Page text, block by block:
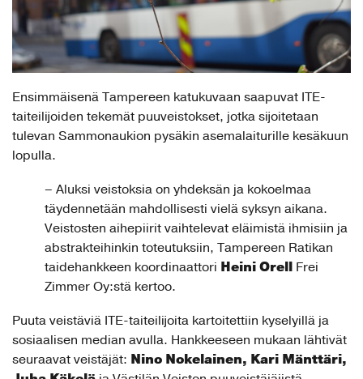
Ensimmäisenä Tampereen katukuvaan saapuvat ITE-
taiteilijoiden tekemät puuveistokset, jotka sijoitetaan
tulevan Sammonaukion pysäkin asemalaiturille kesäkuun
lopulla.
– Aluksi veistoksia on yhdeksän ja kokoelmaa
täydennetään mahdollisesti vielä syksyn aikana.
Veistosten aihepiirit vaihtelevat eläimistä ihmisiin ja
abstrakteihinkin toteutuksiin, Tampereen Ratikan
taidehankkeen koordinaattori Heini Orell Frei
Zimmer Oy:stä kertoo.
Puuta veistäviä ITE-taiteilijoita kartoitettiin kyselyillä ja
sosiaalisen median avulla. Hankkeeseen mukaan lähtivät
seuraavat veistäjät: Nino Nokelainen, Kari Mänttäri,